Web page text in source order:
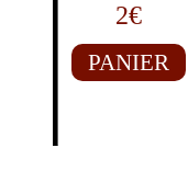
2€
PANIER